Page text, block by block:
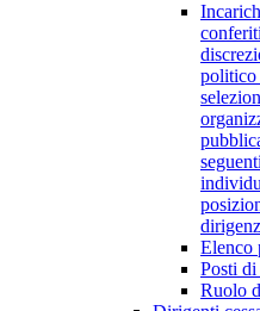
politico
Elenco
Posti
Ruolo